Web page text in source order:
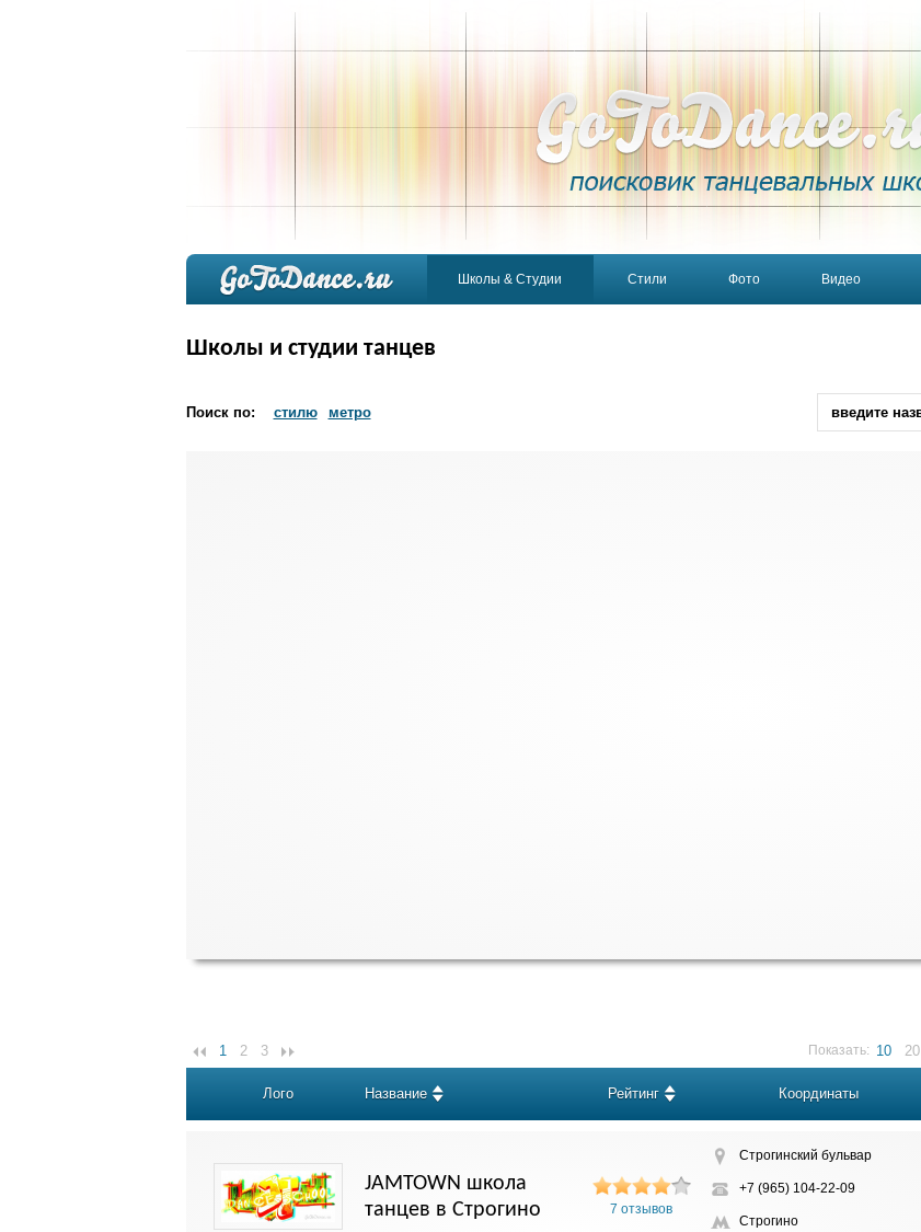
Школы & Студии Стили Фото Видео
Школы и студии танцев
Поиск по: стилю метро
1 2 3 Показать: 10 20
Лого Название Рейтинг Координаты
JAMTOWN школа
танцев в Строгино
7 отзывов
Строгинский бульвар
+7 (965) 104-22-09
Строгино